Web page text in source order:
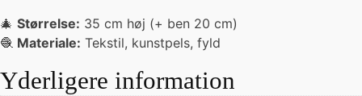
🎄 Størrelse: 35 cm høj (+ ben 20 cm)
🧶 Materiale: Tekstil, kunstpels, fyld
Yderligere information